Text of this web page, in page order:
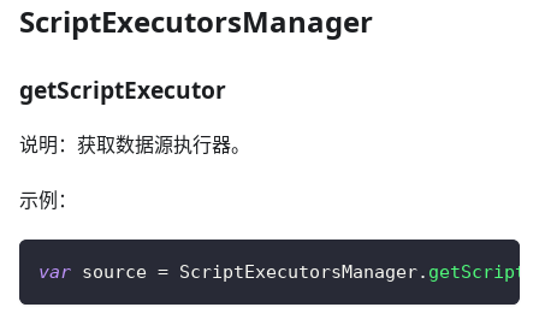
ScriptExecutorsManager
getScriptExecutor
说明：获取数据源执行器。
示例：
var source = ScriptExecutorsManager.